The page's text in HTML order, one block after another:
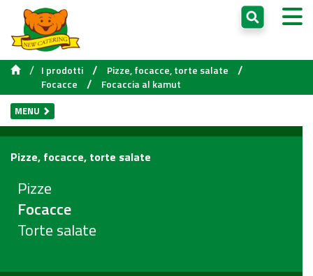
/ I prodotti / Pizze, focacce, torte salate /
Focacce / Focaccia al kamut
MENU
Pizze, focacce, torte salate
Pizze
Focacce
Torte salate